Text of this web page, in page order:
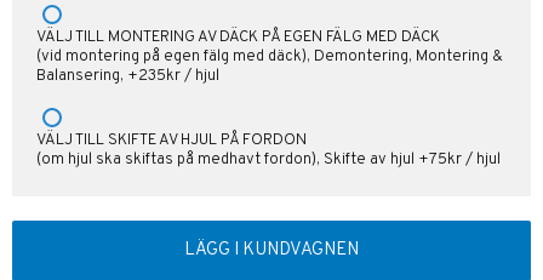
VÄLJ TILL MONTERING AV DÄCK PÅ EGEN FÄLG MED DÄCK
(vid montering på egen fälg med däck), Demontering, Montering &
Balansering, +235kr / hjul
VÄLJ TILL SKIFTE AV HJUL PÅ FORDON
(om hjul ska skiftas på medhavt fordon), Skifte av hjul +75kr / hjul
LÄGG I KUNDVAGNEN